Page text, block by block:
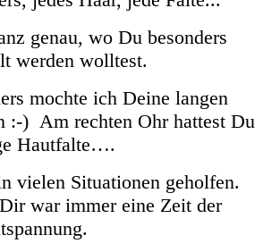
genau, wo Du besonders
werden wolltest.
mochte ich Deine langen
:-) Am rechten Ohr hattest Du
Hautfalte….
vielen Situationen geholfen.
war immer eine Zeit der